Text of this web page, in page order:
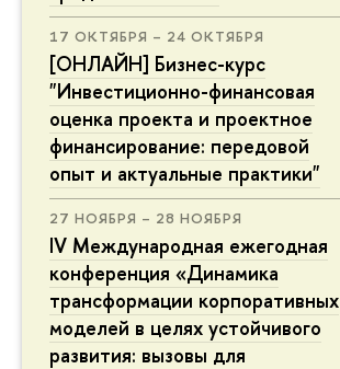
17 ОКТЯБРЯ – 24 ОКТЯБРЯ
[ОНЛАЙН] Бизнес-курс
"Инвестиционно-финансовая
оценка проекта и проектное
финансирование: передовой
опыт и актуальные практики"
27 НОЯБРЯ – 28 НОЯБРЯ
IV Международная ежегодная
конференция «Динамика
трансформации корпоративных
моделей в целях устойчивого
развития: вызовы для